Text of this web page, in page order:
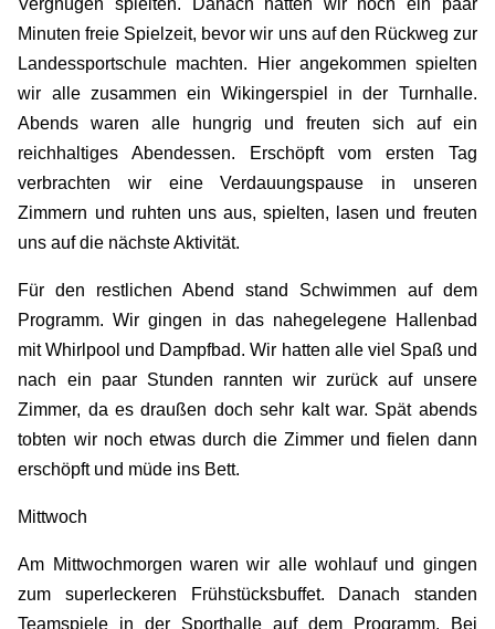
Minuten freie Spielzeit, bevor wir uns auf den Rückweg zur
Landessportschule machten. Hier angekommen spielten
wir alle zusammen ein Wikingerspiel in der Turnhalle.
Abends waren alle hungrig und freuten sich auf ein
reichhaltiges Abendessen. Erschöpft vom ersten Tag
verbrachten wir eine Verdauungspause in unseren
Zimmern und ruhten uns aus, spielten, lasen und freuten
uns auf die nächste Aktivität.
Für den restlichen Abend stand Schwimmen auf dem
Programm. Wir gingen in das nahegelegene Hallenbad
mit Whirlpool und Dampfbad. Wir hatten alle viel Spaß und
nach ein paar Stunden rannten wir zurück auf unsere
Zimmer, da es draußen doch sehr kalt war. Spät abends
tobten wir noch etwas durch die Zimmer und fielen dann
erschöpft und müde ins Bett.
Mittwoch
Am Mittwochmorgen waren wir alle wohlauf und gingen
zum superleckeren Frühstücksbuffet. Danach standen
Teamspiele in der Sporthalle auf dem Programm. Bei